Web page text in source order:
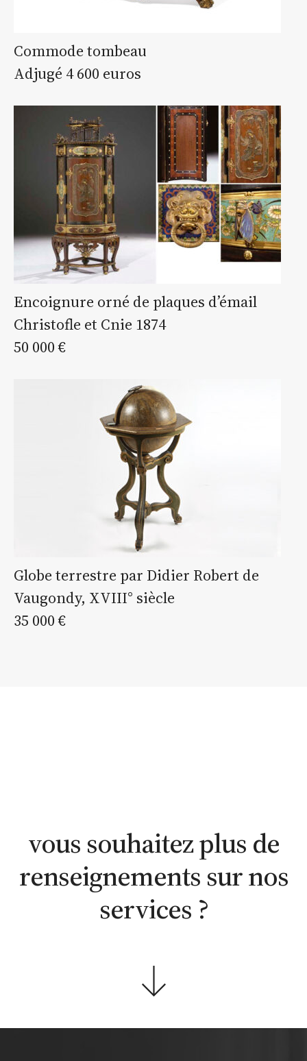
Commode tombeau
Adjugé 4 600 euros
Encoignure orné de plaques d’émail
Christofle et Cnie 1874
50 000 €
Globe terrestre par Didier Robert de
Vaugondy, XVIII° siècle
35 000 €
vous souhaitez plus de
renseignements sur nos
services ?